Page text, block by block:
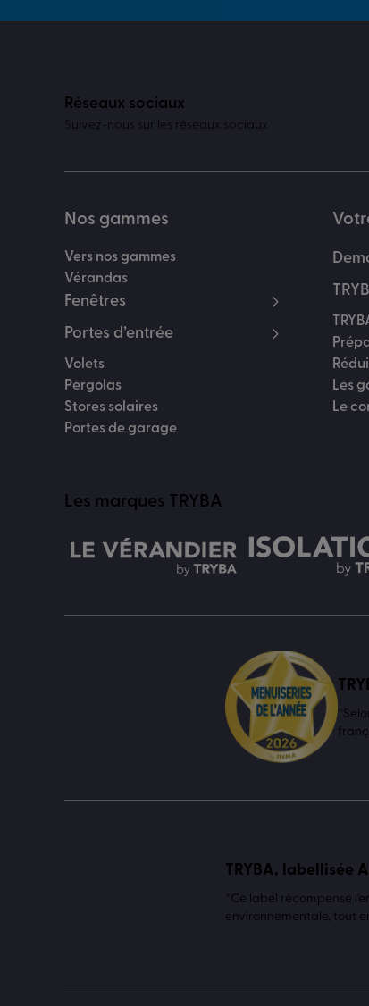
Réseaux sociaux
Suivez-nous sur les réseaux sociaux
Nos gammes
Vers nos gammes
Vérandas
Fenêtres
Portes d’entrée
Volets
Pergolas
Stores solaires
Portes de garage
Les
Le
Les marques TRYBA
TRYBA, labellisée
*Ce label récompense
environnementale, tout